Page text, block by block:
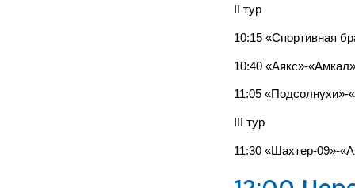
II тур
10:15 «Спортивная
10:40 «Аякс»-
11:05 «Подсолнухи»-
III тур
11:30 «Шахтер-09»-